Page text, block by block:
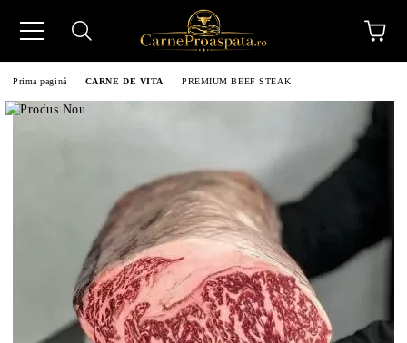
Prima pagină CARNE DE VITA PREMIUM BEEF STEAK